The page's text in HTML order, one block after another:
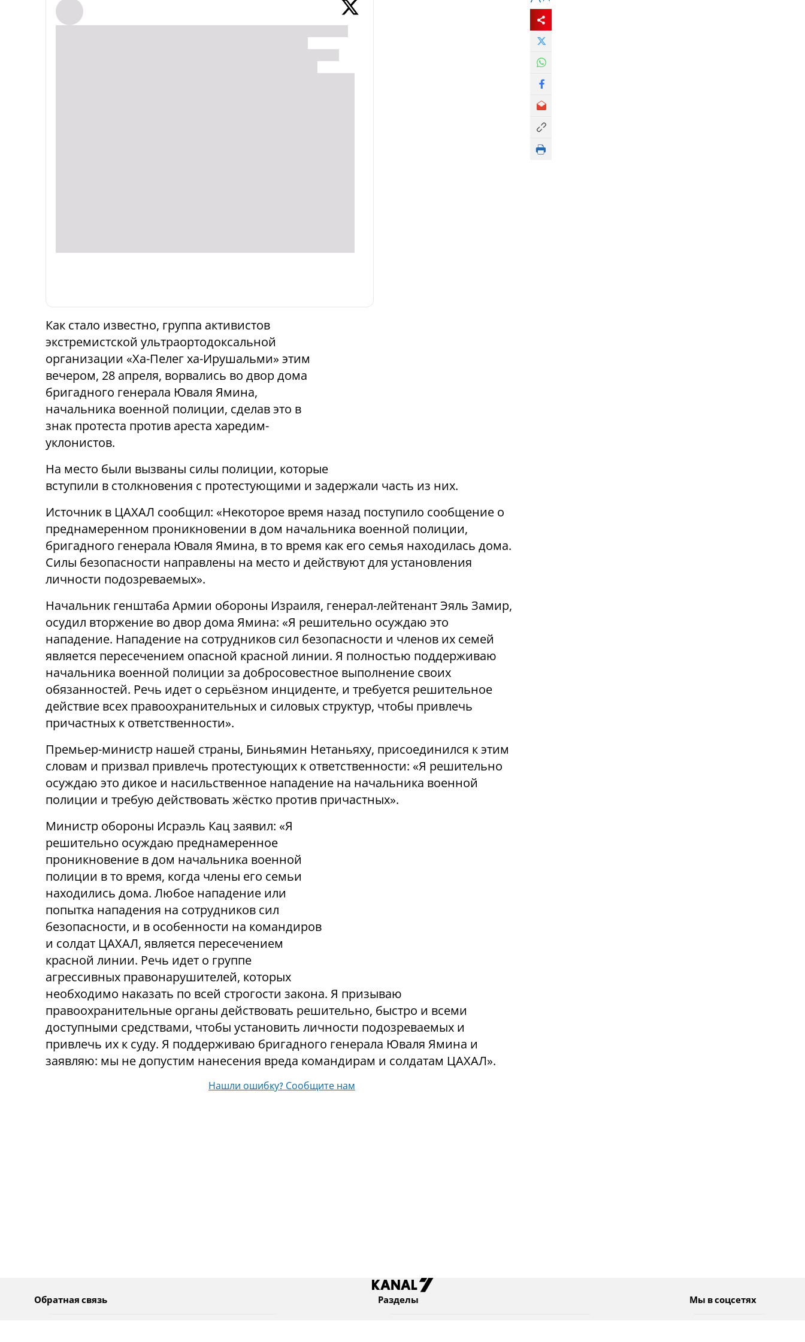
Как стало известно, группа активистов
экстремистской ультраортодоксальной
организации «Ха-Пелег ха-Ирушальми» этим
вечером, 28 апреля, ворвались во двор дома
бригадного генерала Юваля Ямина,
начальника военной полиции, сделав это в
знак протеста против ареста харедим-
уклонистов.
На место были вызваны силы полиции, которые
вступили в столкновения с протестующими и задержали часть из них.
Источник в ЦАХАЛ сообщил: «Некоторое время назад поступило сообщение о
преднамеренном проникновении в дом начальника военной полиции,
бригадного генерала Юваля Ямина, в то время как его семья находилась дома.
Силы безопасности направлены на место и действуют для установления
личности подозреваемых».
Начальник генштаба Армии обороны Израиля, генерал-лейтенант Эяль Замир,
осудил вторжение во двор дома Ямина: «Я решительно осуждаю это
нападение. Нападение на сотрудников сил безопасности и членов их семей
является пересечением опасной красной линии. Я полностью поддерживаю
начальника военной полиции за добросовестное выполнение своих
обязанностей. Речь идет о серьёзном инциденте, и требуется решительное
действие всех правоохранительных и силовых структур, чтобы привлечь
причастных к ответственности».
Премьер-министр нашей страны, Биньямин Нетаньяху, присоединился к этим
словам и призвал привлечь протестующих к ответственности: «Я решительно
осуждаю это дикое и насильственное нападение на начальника военной
полиции и требую действовать жёстко против причастных».
Министр обороны Исраэль Кац заявил: «Я
решительно осуждаю преднамеренное
проникновение в дом начальника военной
полиции в то время, когда члены его семьи
находились дома. Любое нападение или
попытка нападения на сотрудников сил
безопасности, и в особенности на командиров
и солдат ЦАХАЛ, является пересечением
красной линии. Речь идет о группе
агрессивных правонарушителей, которых
необходимо наказать по всей строгости закона. Я призываю
правоохранительные органы действовать решительно, быстро и всеми
доступными средствами, чтобы установить личности подозреваемых и
привлечь их к суду. Я поддерживаю бригадного генерала Юваля Ямина и
заявляю: мы не допустим нанесения вреда командирам и солдатам ЦАХАЛ».
Нашли ошибку? Сообщите нам
Обратная связь Разделы Мы в соцсетях